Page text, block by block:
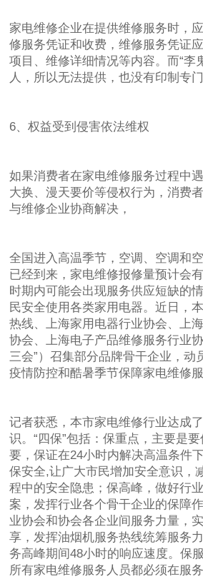
家电维修企业在提供维修服务时，
修服务凭证和收费，维修服务凭证
项目、维修详细情况等内容。而“李
人，所以无法提供，也没有印制专
6、权益受到侵害依法维权
如果消费者在家电维修服务过程中
大换、漫天要价等侵权行为，消费
与维修企业协商解决，
全国进入高温季节，空调、空调和
已经到来，家电维修报修量预计会
时期内可能会出现服务供应短缺的
民安全使用各类家用电器。近日，
热线、上海家用电器行业协会、上
协会、上海电子产品维修服务行业
三会”）召集部分品牌骨干企业，动
疫情防控和酷暑季节保障家电维修服
记者获悉，本市家电维修行业达成
识。“四保”包括：保重点，主要是
要，保证在24小时内解决高温条件
保安全,让广大市民增加安全意识，
程中的安全隐患；保高峰，做好行
案，发挥行业各个骨干企业的保障
业协会和协会各企业间服务力量，
享，发挥油烟机服务热线统筹服务
务高峰期间48小时的响应速度。保
所有家电维修服务人员都必须在服